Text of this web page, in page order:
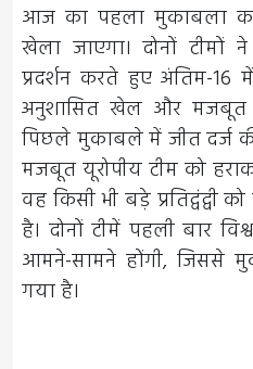
आज का पहला मुकाबला
खेला जाएगा। दोनों टीमों
प्रदर्शन करते हुए अंतिम-
अनुशासित खेल और मजबूत
पिछले मुकाबले में जीत दर्ज
मजबूत यूरोपीय टीम को
वह किसी भी बड़े प्रतिद्वंद्वी
है। दोनों टीमें पहली बार
आमने-सामने होंगी, जिससे
गया है।